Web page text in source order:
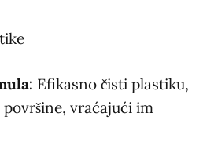
Efikasno čisti plastiku,
vraćajući im